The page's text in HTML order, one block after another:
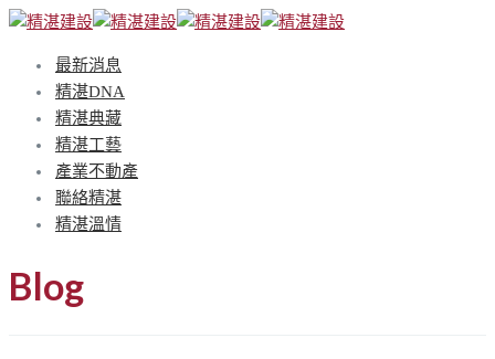
最新消息
精湛DNA
精湛典藏
精湛工藝
產業不動產
聯絡精湛
精湛溫情
Blog